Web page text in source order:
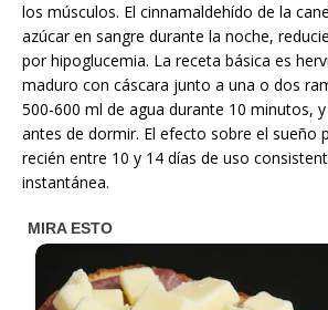
los músculos. El cinnamaldehído de la
azúcar en sangre durante la noche,
por hipoglucemia. La receta básica es
maduro con cáscara junto a una o dos
500-600 ml de agua durante 10 minutos,
antes de dormir. El efecto sobre el sueño
recién entre 10 y 14 días de uso
instantánea.